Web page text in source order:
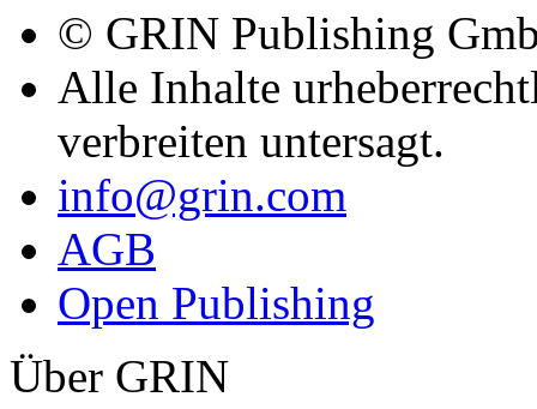
© GRIN Publishing
Alle Inhalte
verbreiten untersagt.
info@grin.com
AGB
Open Publishing
Über GRIN